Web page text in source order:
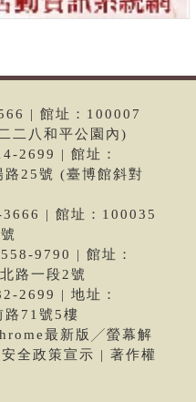
| 館址：100007
二八和平公園內)
2699 | 館址：
25號 (臺博館斜對
| 館址：100035
9790 | 館址：
路一段2號
2699 | 地址：
路71號5樓
最新版╱螢幕解
全政策宣示 | 著作權